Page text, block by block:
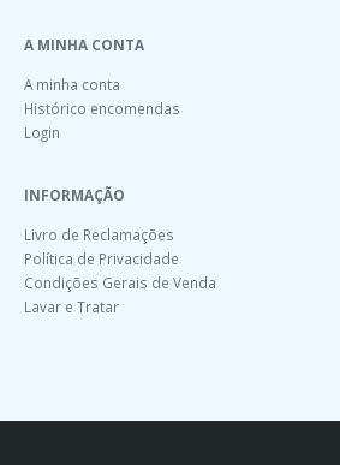
A MINHA CONTA
A minha conta
Histórico encomendas
Login
INFORMAÇÃO
Livro de Reclamações
Política de Privacidade
Condições Gerais de Venda
Lavar e Tratar